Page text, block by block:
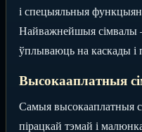
і спецыяльныя
Найважнейшыя сімвалы
ўплываюць на каскады і
Высокааплатныя
Самыя высокааплатныя
пірацкай тэмай і